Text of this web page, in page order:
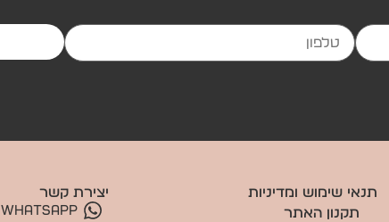
תנאי שימוש ומדיניות
תקנון האתר
יצירת קשר
WhatsApp